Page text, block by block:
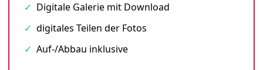
✓ Digitale Galerie mit Download
✓ digitales Teilen der Fotos
✓ Auf-/Abbau inklusive